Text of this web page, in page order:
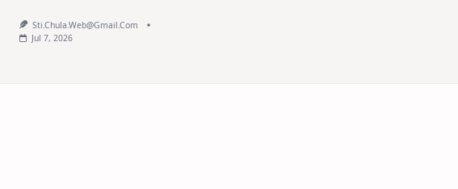
Sti.chula.web@gmail.com
Jul 7, 2026